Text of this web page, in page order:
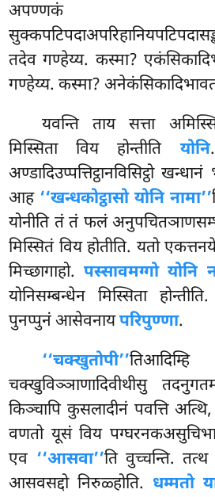
अपण्णकं
तदेव गण्हेय्य. कस्मा?
गण्हेय्य. कस्मा?
यवन्ति ताय सत्ता
मिस्सिता विय होन्तीति योनि
अण्डादिउप्पत्तिट्ठानविसिट्ठो
आह ‘‘खन्धकोट्ठासो योनि नामा’’
योनीति तं तं फलं
मिस्सितं विय होतीति. यतो
मिच्छागाहो.पस्सावमग्गो योनि
योनिसम्बन्धेन मिस्सिता
पुनप्पुनं आसेवनायपरिपुण्णा.
‘‘चक्खुतोपी’’
चक्खुविञ्ञाणादिवीथीसु
किञ्चापि कुसलादीनं पवत्ति
वणतो यूसं विय
एव ‘‘आसवा’’ति वुच्चन्ति.
आसवसद्दो निरुळ्होति. धम्मतो